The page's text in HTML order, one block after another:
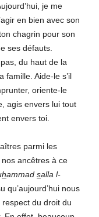
je me
en bien avec son
chagrin pour son
ses défauts.
du haut de la
famille. Aide-le s’il
oriente-le
agis envers lui tout
envers toi.
parmi les
nos ancêtres à ce
hammad salla l-
qu’aujourd’hui nous
du droit du